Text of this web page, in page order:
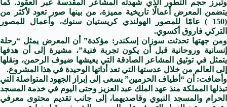
وتبرز حجم التطور الذي شهدته المشاعر المقدسة عبر العقود. كما
يتضمن المعرض أعمالًا تاريخية مميزة، من بينها صور تعود لأكثر من
(150 ) عامًا للمصور الهولندي كريستيان سنوك، وأعمال للمصور
التركي فاروق أكسوي.
ومن جهتها تحدثت سوزان إسكندر: مؤكدة” أن المعرض يمثل “رحلة
إنسانية وروحانية قبل أن يكون تجربة فنية”، مشيرة إلى أن هدفها
يتمثل في توثيق المشاعر الصادقة التي يعيشها ضيوف الرحمن، ونقلها
إلى العالم من خلال عدستها التي تعد أداتها الوحيدة في هذا المشروع.
وأضافت: أن “أطياف الحرمين” يسعى إلى إبراز الجهود المتواصلة التي
تبذلها المملكة منذ عهد الملك عبد العزيز وحتى اليوم في خدمة المسجد
الحرام والمسجد النبوي وقاصديهما، إلى جانب تقديم محتوى معرفي